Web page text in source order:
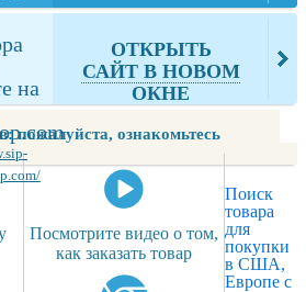
на
ОТКРЫТЬ
САЙТ В НОВОМ
ОКНЕ
пожалуйста, ознакомьтесь
Посмотрите видео о том,
как заказать товар
Поиск
товара
для
покупки
в США,
Европе с